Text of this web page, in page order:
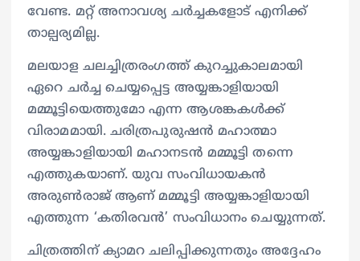
വേണ്ട. മറ്റ് അനാവശ്യ ചര്‍ച്ചകളോട് എനിക്ക്
താല്പര്യമില്ല.
മലയാള ചലച്ചിത്രരംഗത്ത് കുറച്ചുകാലമായി
ഏറെ ചര്‍ച്ച ചെയ്യപ്പെട്ട അയ്യങ്കാളിയായി
മമ്മൂട്ടിയെത്തുമോ എന്ന ആശങ്കകള്‍ക്ക്
വിരാമമായി. ചരിത്രപുരുഷന്‍ മഹാത്മാ
അയ്യങ്കാളിയായി മഹാനടന്‍ മമ്മൂട്ടി തന്നെ
എത്തുകയാണ്. യുവ സംവിധായകന്‍
അരുണ്‍രാജ് ആണ് മമ്മൂട്ടി അയ്യങ്കാളിയായി
എത്തുന്ന ‘കതിരവന്‍’ സംവിധാനം ചെയ്യുന്നത്.
ചിത്രത്തിന് ക്യാമറ ചലിപ്പിക്കുന്നതും അദ്ദേഹം